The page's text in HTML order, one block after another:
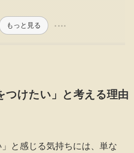
もっと見る
つけたい」と考える理由
」と感じる気持ちには、単な